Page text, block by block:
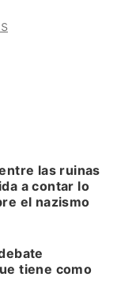
las ruinas
a contar lo
el nazismo
tiene como